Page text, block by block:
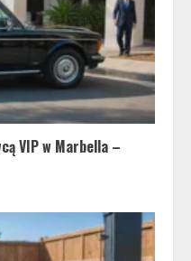
VIP w Marbella –